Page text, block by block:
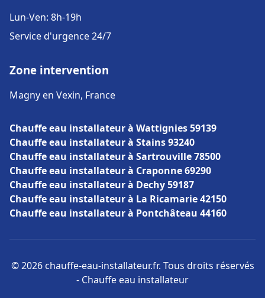
Lun-Ven: 8h-19h
Service d'urgence 24/7
Zone intervention
Magny en Vexin, France
Chauffe eau installateur à Wattignies 59139
Chauffe eau installateur à Stains 93240
Chauffe eau installateur à Sartrouville 78500
Chauffe eau installateur à Craponne 69290
Chauffe eau installateur à Dechy 59187
Chauffe eau installateur à La Ricamarie 42150
Chauffe eau installateur à Pontchâteau 44160
© 2026 chauffe-eau-installateur.fr. Tous droits réservés
- Chauffe eau installateur